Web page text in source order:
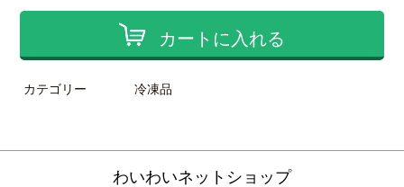
カートに入れる
カテゴリー 冷凍品
わいわいネットショップ